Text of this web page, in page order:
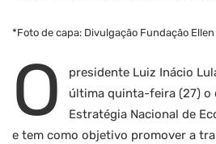
*Foto de capa: Divulgação Fundação
O
presidente Luiz Inácio
última quinta-feira (27)
Estratégia Nacional de
e tem como objetivo promover a